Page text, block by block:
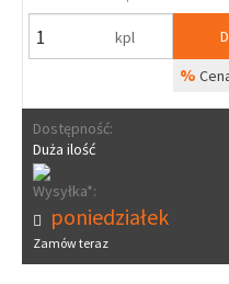
kpl
%
Dostępność:
Duża ilość
Wysyłka*:
poniedziałek
Zamów teraz